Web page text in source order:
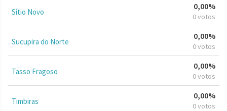
Sítio Novo
0,00%
0 votos
Sucupira do Norte
0,00%
0 votos
Tasso Fragoso
0,00%
0 votos
Timbiras
0,00%
0 votos